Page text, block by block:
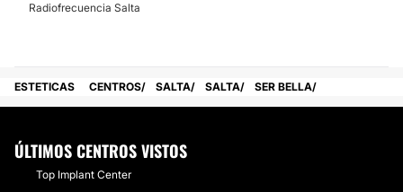
Radiofrecuencia Salta
ESTETICAS CENTROS SALTA SALTA SER BELLA
ÚLTIMOS CENTROS VISTOS
Top Implant Center